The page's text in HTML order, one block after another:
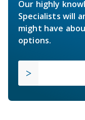
Our highly
Specialists will
might have
options.